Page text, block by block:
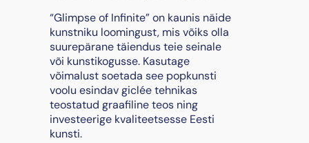
“Glimpse of Infinite” on kaunis näide
kunstniku loomingust, mis võiks olla
suurepärane täiendus teie seinale
või kunstikogusse. Kasutage
võimalust soetada see popkunsti
voolu esindav giclée tehnikas
teostatud graafiline teos ning
investeerige kvaliteetsesse Eesti
kunsti.